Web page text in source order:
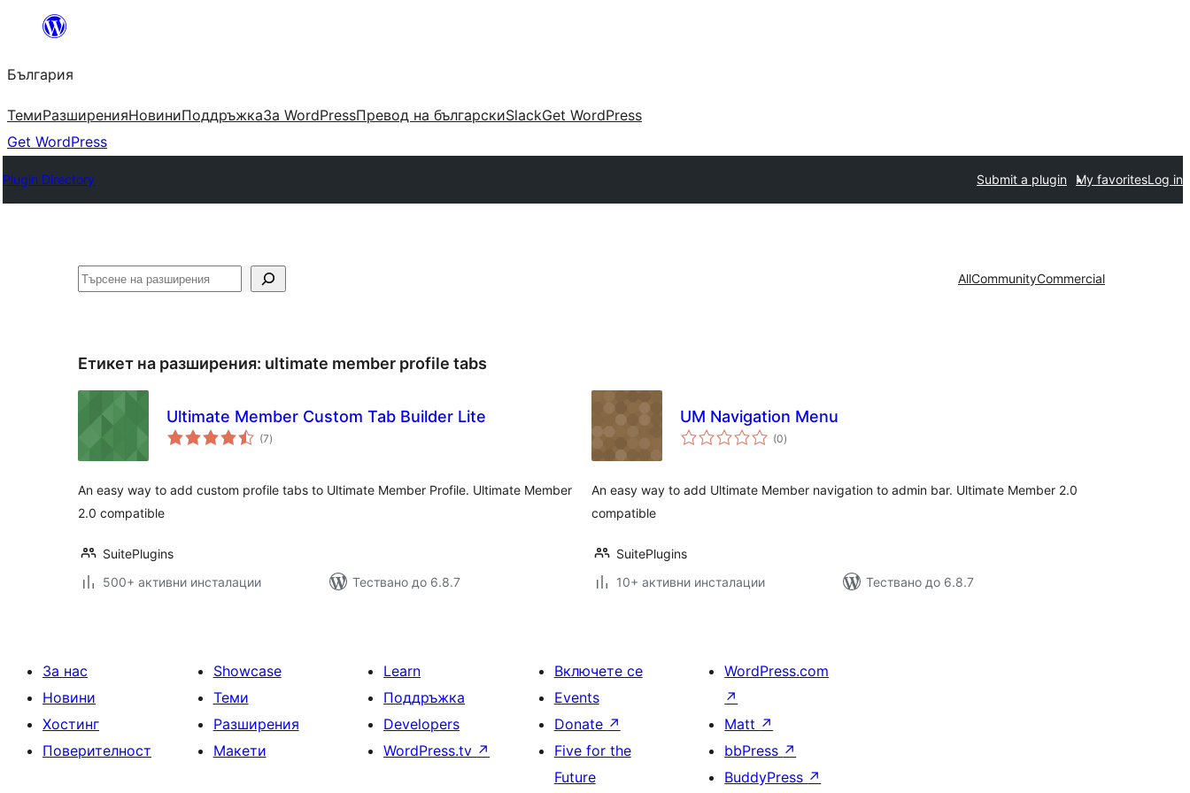
България
ТемиРазширенияНовиниПоддръжкаЗа WordPressПревод на българскиSlackGet WordPress
Get WordPress
Plugin Directory Submit a plugin My favoritesLog in
Търсене AllCommunityCommercial
Етикет на разширения: ultimate member profile tabs
Ultimate Member Custom Tab Builder Lite
(7общо
оценки
)
An easy way to add custom profile tabs to Ultimate Member Profile. Ultimate Member
2.0 compatible
SuitePlugins
500+ активни инсталации
Тествано до 6.8.7
UM Navigation Menu
(0общо
оценки
)
An easy way to add Ultimate Member navigation to admin bar. Ultimate Member 2.0
compatible
SuitePlugins
10+ активни инсталации
Тествано до 6.8.7
За нас
Новини
Хостинг
Поверителност
Showcase
Теми
Разширения
Макети
Learn
Поддръжка
Developers
WordPress.tv ↗
Включете се
Events
Donate ↗
Five for the
Future
WordPress.com
↗
Matt ↗
bbPress ↗
BuddyPress ↗